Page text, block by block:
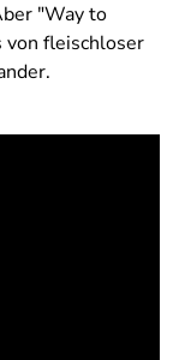
"Way to
von fleischloser